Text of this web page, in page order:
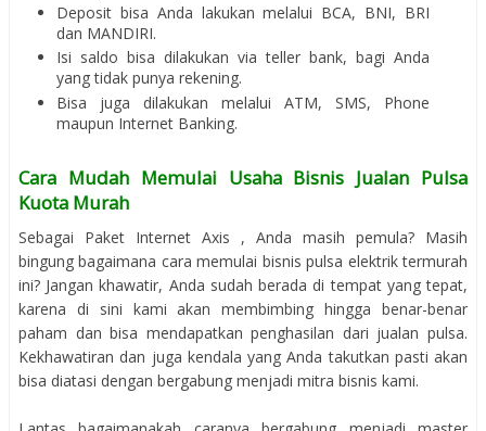
Deposit bisa Anda lakukan melalui BCA, BNI, BRI
dan MANDIRI.
Isi saldo bisa dilakukan via teller bank, bagi Anda
yang tidak punya rekening.
Bisa juga dilakukan melalui ATM, SMS, Phone
maupun Internet Banking.
Cara Mudah Memulai Usaha Bisnis Jualan Pulsa
Kuota Murah
Sebagai Paket Internet Axis , Anda masih pemula? Masih
bingung bagaimana cara memulai bisnis pulsa elektrik termurah
ini? Jangan khawatir, Anda sudah berada di tempat yang tepat,
karena di sini kami akan membimbing hingga benar-benar
paham dan bisa mendapatkan penghasilan dari jualan pulsa.
Kekhawatiran dan juga kendala yang Anda takutkan pasti akan
bisa diatasi dengan bergabung menjadi mitra bisnis kami.